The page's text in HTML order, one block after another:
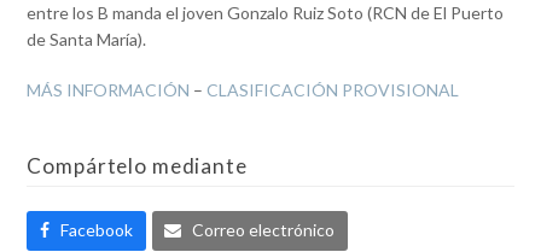
entre los B manda el joven Gonzalo Ruiz Soto (RCN de El Puerto
de Santa María).
MÁS INFORMACIÓN – CLASIFICACIÓN PROVISIONAL
Compártelo mediante
Facebook Correo electrónico